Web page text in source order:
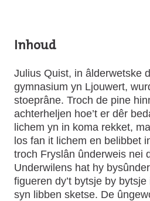
Inhoud
Julius Quist, in âlderwetske
gymnasium yn Ljouwert,
stoeprâne. Troch de pine
achterheljen hoe’t er dêr
lichem yn in koma rekket,
los fan it lichem en belibbet
troch Fryslân ûnderweis nei
Underwilens hat hy
figueren dy’t bytsje by
syn libben sketse. De